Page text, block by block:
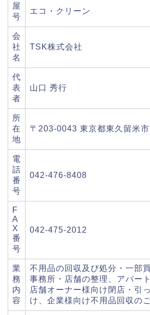
屋
号
エコ・クリーン
会
社
名
TSK株式会社
代
表
者
山口 秀行
所
在
地
〒203-0043 東京都東久留米
電
話
番
号
042-476-8408
F
A
X
番
号
042-475-2012
業
務
内
容
不用品の回収及び処分・一部
事務所・店舗の整理、アパー
店舗オーナー様向け閉店・引
け、企業様向け不用品回収の